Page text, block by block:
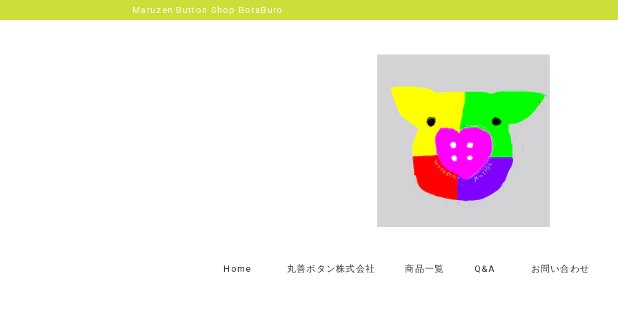
Maruzen Button Shop BotaBuro
Home 丸善ボタン株式会社 商品一覧 Q&A お問い合わせ